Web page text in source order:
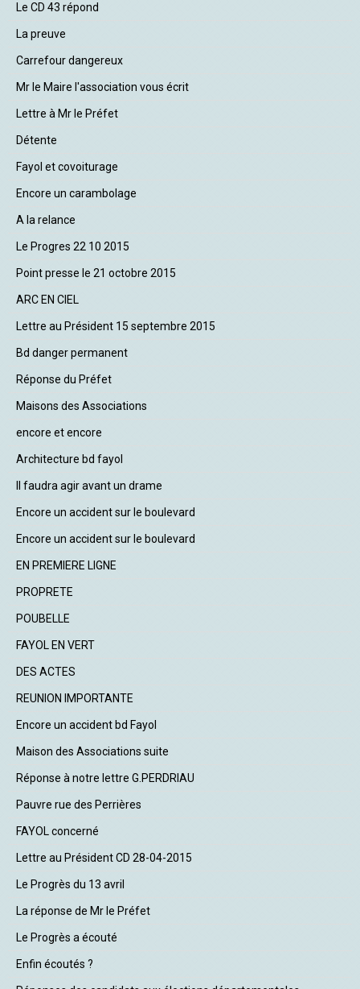
Le CD 43 répond
La preuve
Carrefour dangereux
Mr le Maire l'association vous écrit
Lettre à Mr le Préfet
Détente
Fayol et covoiturage
Encore un carambolage
A la relance
Le Progres 22 10 2015
Point presse le 21 octobre 2015
ARC EN CIEL
Lettre au Président 15 septembre 2015
Bd danger permanent
Réponse du Préfet
Maisons des Associations
encore et encore
Architecture bd fayol
Il faudra agir avant un drame
Encore un accident sur le boulevard
Encore un accident sur le boulevard
EN PREMIERE LIGNE
PROPRETE
POUBELLE
FAYOL EN VERT
DES ACTES
REUNION IMPORTANTE
Encore un accident bd Fayol
Maison des Associations suite
Réponse à notre lettre G.PERDRIAU
Pauvre rue des Perrières
FAYOL concerné
Lettre au Président CD 28-04-2015
Le Progrès du 13 avril
La réponse de Mr le Préfet
Le Progrès a écouté
Enfin écoutés ?